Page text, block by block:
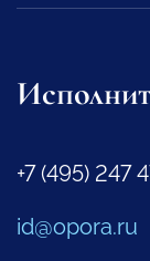
+7 (495) 247
id@opora.ru